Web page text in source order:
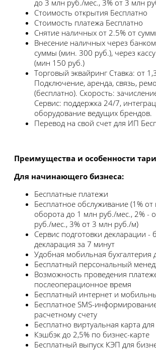
до 3 млн руб./мес., 3% от 3 млн
Стоимость открытия Бесплатно
Стоимость платежа Бесплатно
Снятие наличных от 2.5% от
Внесение наличных через
суммы (мин. 300 руб.), через
(мин 150 руб.)
Торговый эквайринг Ставка: от
Подключение, аренда, связь,
(бесплатно). Скорость:
Сервис: поддержка 24/7,
оборудование ведущих брендов.
Перевод на свой счет для ИП
Преимущества и особенности
Для начинающего бизнеса:
Бесплатные платежи
Бесплатное обслуживание (1% от
оборота до 1 млн руб./мес., 2% -
руб./мес., 3% от 3 млн руб./м)
Сервис подготовки декларации -
декларация за 7 минут
Удобная мобильная бухгалтерия
Бесплатный персональный
Возможность проведения
послеоперационное время
Бесплатный интернет и
Бесплатное SMS-
расчетному счету
Бесплатно виртуальная карта
Кэшбэк до 2,5% по бизнес-карте
Бесплатный выпуск КЭП для